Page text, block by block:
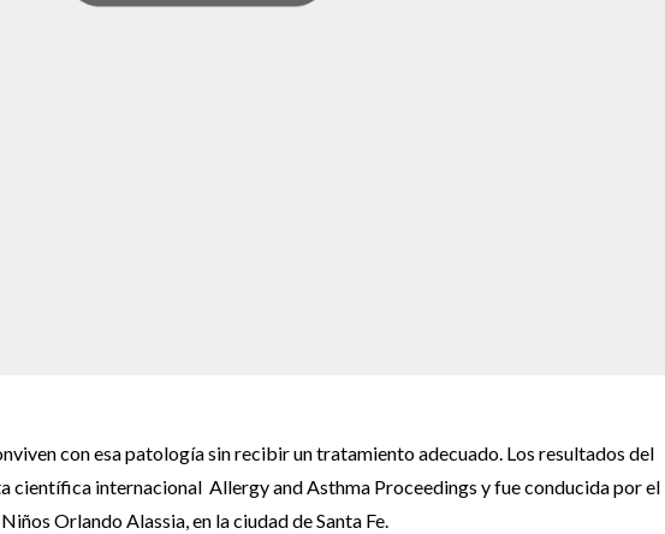
con esa patología sin recibir un tratamiento adecuado. Los resultados del
científica internacional Allergy and Asthma Proceedings y fue conducida por el
Orlando Alassia, en la ciudad de Santa Fe.